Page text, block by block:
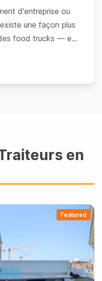
d'entreprise ou
une façon plus
food trucks — et
invités est
en
Featured